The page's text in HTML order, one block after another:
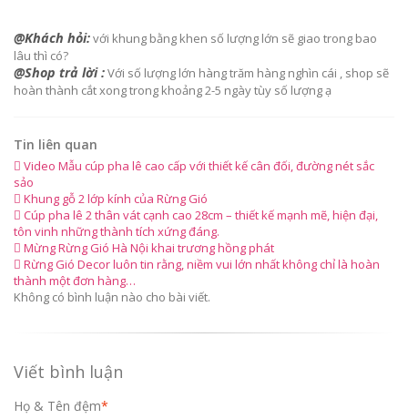
@Khách hỏi:với khung bằng khen số lượng lớn sẽ giao trong bao
lâu thì có?
@Shop trả lời :Với số lượng lớn hàng trăm hàng nghìn cái , shop sẽ
hoàn thành cắt xong trong khoảng 2-5 ngày tùy số lượng ạ
Tin liên quan
Video Mẫu cúp pha lê cao cấp với thiết kế cân đối, đường nét sắc
sảo
Khung gỗ 2 lớp kính của Rừng Gió
Cúp pha lê 2 thân vát cạnh cao 28cm – thiết kế mạnh mẽ, hiện đại,
tôn vinh những thành tích xứng đáng.
Mừng Rừng Gió Hà Nội khai trương hồng phát
Rừng Gió Decor luôn tin rằng, niềm vui lớn nhất không chỉ là hoàn
thành một đơn hàng…
Không có bình luận nào cho bài viết.
Viết bình luận
*
Họ & Tên đệm